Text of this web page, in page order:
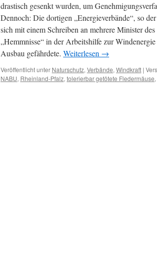
drastisch gesenkt wurden, um
Dennoch: Die dortigen „Energieverbände“, so
sich mit einem Schreiben an mehrere Minister
„Hemmnisse“ in der Arbeitshilfe zur
Ausbau gefährdete. Weiterlesen →
Veröffentlicht unter Naturschutz, Verbände, Windkraft |
NABU, Rheinland-Pfalz, tolerierbar getötete Fledermäuse,